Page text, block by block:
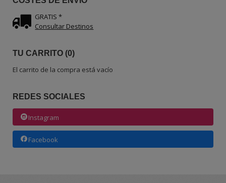
GRATIS *
Consultar Destinos
TU CARRITO (0)
El carrito de la compra está vacío
REDES SOCIALES
Instagram
Facebook